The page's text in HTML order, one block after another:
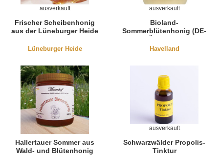
Frischer Scheibenhonig
aus der Lüneburger Heide
Lüneburger Heide
ausverkauft
Bioland-
Sommerblütenhonig (DE-
Havelland
ausverkauft
Hallertauer Sommer aus
Wald- und Blütenhonig
Schwarzwälder Propolis-
Tinktur
ausverkauft